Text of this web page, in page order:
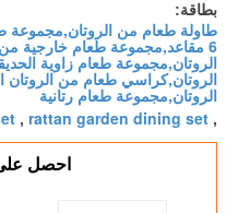
بطاقة:
طاولة طعام من الروتان,مجموعة
6 مقاعد,مجموعة طعام خارجية
الروتان,مجموعة طعام زاوية
الروتان,كراسي طعام من
الروتان,مجموعة طعام رتانية
,
rattan garden dining set
,
احصل